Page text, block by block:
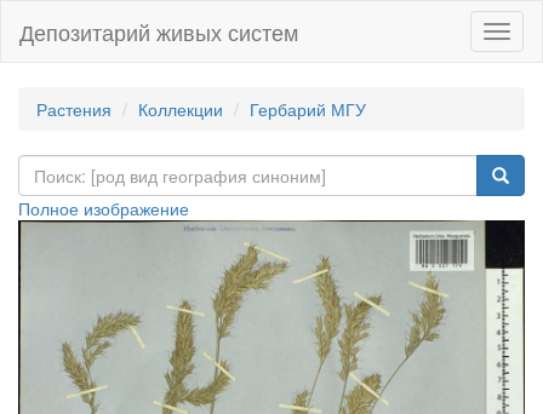
Депозитарий живых систем
Растения Коллекции Гербарий МГУ
Полное изображение